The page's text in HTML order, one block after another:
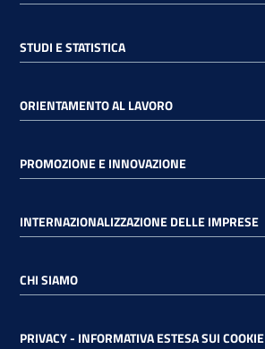
STUDI E STATISTICA
ORIENTAMENTO AL LAVORO
PROMOZIONE E INNOVAZIONE
INTERNAZIONALIZZAZIONE DELLE IMPRESE
CHI SIAMO
PRIVACY - INFORMATIVA ESTESA SUI COOKIE